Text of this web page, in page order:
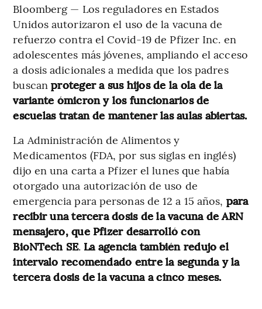
Bloomberg — Los reguladores en Estados
Unidos autorizaron el uso de la vacuna de
refuerzo contra el Covid-19 de Pfizer Inc. en
adolescentes más jóvenes, ampliando el acceso
a dosis adicionales a medida que los padres
buscanproteger a sus hijos de la ola de la
variante ómicron y los funcionarios de
escuelas tratan de mantener las aulas abiertas.
La Administración de Alimentos y
Medicamentos (FDA, por sus siglas en inglés)
dijo en una carta a Pfizer el lunes que había
otorgado una autorización de uso de
emergencia para personas de 12 a 15 años, para
recibir una tercera dosis de la vacuna de ARN
mensajero, que Pfizer desarrolló con
BioNTech SE. La agencia también redujo el
intervalo recomendado entre la segunda y la
tercera dosis de la vacuna a cinco meses.